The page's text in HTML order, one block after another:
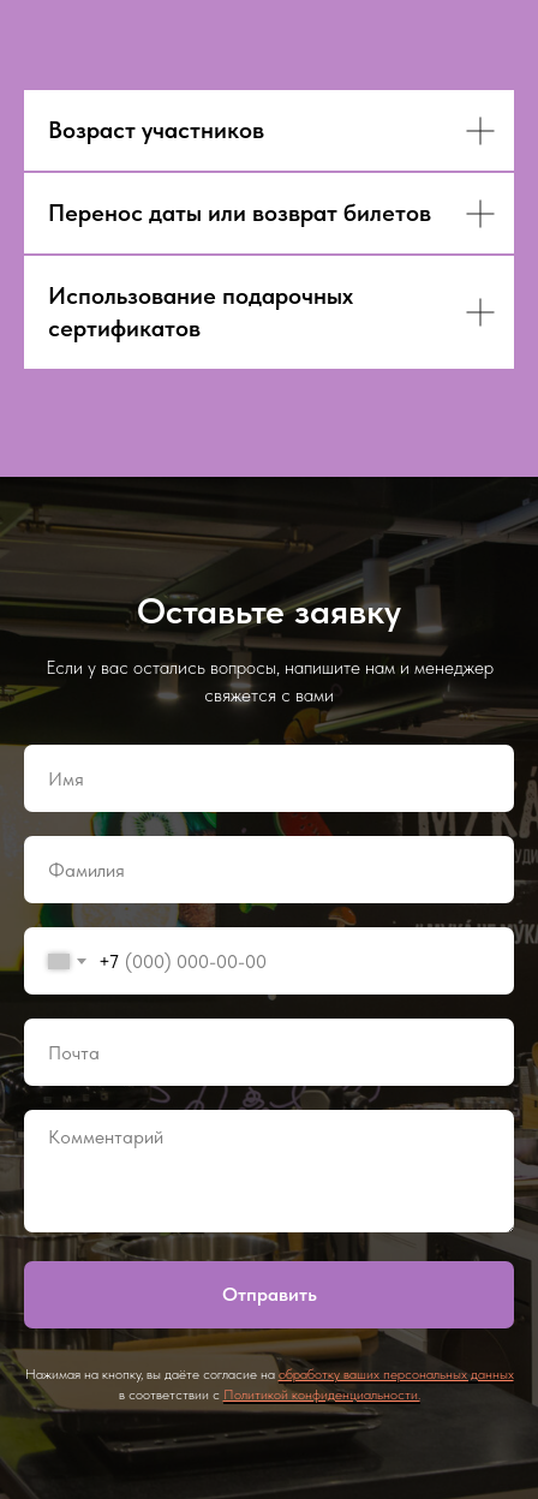
Возраст участников
Перенос даты или возврат билетов
Использование подарочных
сертификатов
Оставьте заявку
Если у вас остались вопросы, напишите нам и менеджер
свяжется с вами
+7
Отправить
Нажимая на кнопку, вы даёте согласие на обработку ваших персональных данных
в соответствии с Политикой конфиденциальности.